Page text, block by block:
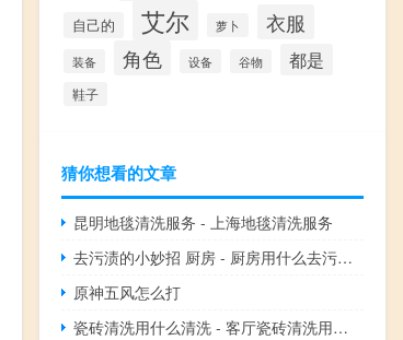
自己的 艾尔 萝卜 衣服
装备 角色 设备 谷物 都是
鞋子
猜你想看的文章
昆明地毯清洗服务 - 上海地毯清洗服务
去污渍的小妙招 厨房 - 厨房用什么去污效果好
原神五风怎么打
瓷砖清洗用什么清洗 - 客厅瓷砖清洗用什么清洗